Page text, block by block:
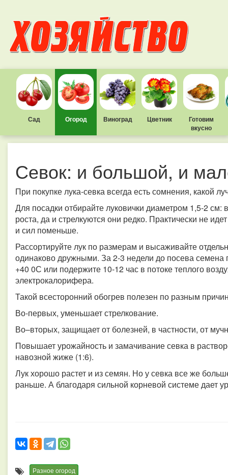
Сад Огород Виноград Цветник
Готовим
вкусно
Севок: и большой, и
При покупке лука-севка всегда есть сомнения, какой
Для посадки отбирайте луковички диаметром 1,5-2 см:
роста, да и стрелкуются они редко. Практически не
и сил поменьше.
Рассортируйте лук по размерам и высаживайте
одинаково дружными. За 2-3 недели до посева семена
+40 0С или подержите 10-12 час в потоке теплого
электрокалорифера.
Такой всесторонний обогрев полезен по разным
Во-первых, уменьшает стрелкование.
Во–вторых, защищает от болезней, в частности, от
Повышает урожайность и замачивание севка в
навозной жиже (1:6).
Лук хорошо растет и из семян. Но у севка все же
раньше. А благодаря сильной корневой системе дает
Разное огород